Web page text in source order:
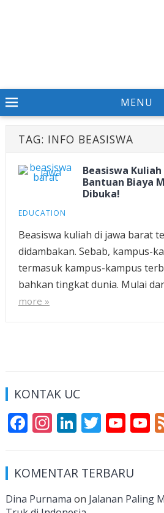
MENU
TAG: INFO BEASISWA
Beasiswa
Bantuan Biaya
Dibuka!
EDUCATION
Beasiswa kuliah di jawa barat
didambakan. Sebab, kampus-
termasuk kampus-kampus
bahkan tingkat dunia. Mulai
more »
KONTAK UC
F
e
b
o
In
a
gr
a
Li
k
e
dI
T
itt
er
Y
u
T
u
Y
u
KOMENTAR TERBARU
Dina Purnama on Jalanan Paling